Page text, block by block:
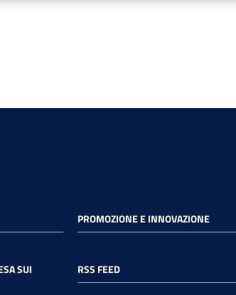
PROMOZIONE E INNOVAZIONE
SUI
RSS FEED